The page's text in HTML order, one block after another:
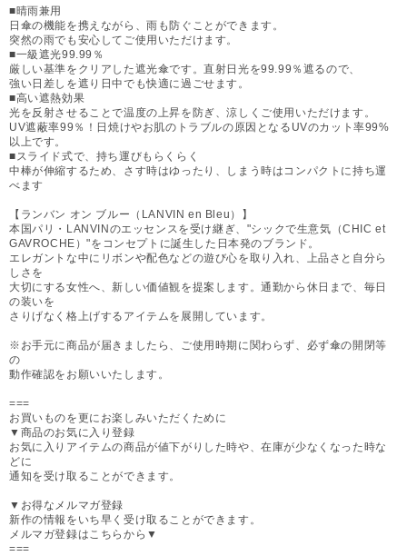
■晴雨兼用
日傘の機能を携えながら、雨も防ぐことができます。
突然の雨でも安心してご使用いただけます。
■一級遮光99.99％
厳しい基準をクリアした遮光傘です。直射日光を99.99％遮るので、
強い日差しを遮り日中でも快適に過ごせます。
■高い遮熱効果
光を反射させることで温度の上昇を防ぎ、涼しくご使用いただけます。
UV遮蔽率99％！日焼けやお肌のトラブルの原因となるUVのカット率99%
以上です。
■スライド式で、持ち運びもらくらく
中棒が伸縮するため、さす時はゆったり、しまう時はコンパクトに持ち運
べます
【ランバン オン ブルー（LANVIN en Bleu）】
本国パリ・LANVINのエッセンスを受け継ぎ、"シックで生意気（CHIC et
GAVROCHE）"をコンセプトに誕生した日本発のブランド。
エレガントな中にリボンや配色などの遊び心を取り入れ、上品さと自分ら
しさを
大切にする女性へ、新しい価値観を提案します。通勤から休日まで、毎日
の装いを
さりげなく格上げするアイテムを展開しています。
※お手元に商品が届きましたら、ご使用時期に関わらず、必ず傘の開閉等
の
動作確認をお願いいたします。
===
お買いものを更にお楽しみいただくために
▼商品のお気に入り登録
お気に入りアイテムの商品が値下がりした時や、在庫が少なくなった時な
どに
通知を受け取ることができます。
▼お得なメルマガ登録
新作の情報をいち早く受け取ることができます。
メルマガ登録はこちらから▼
===